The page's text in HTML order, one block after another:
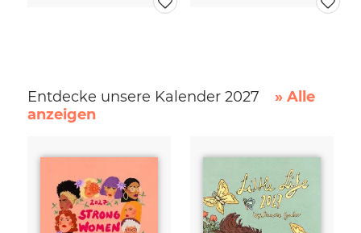
Entdecke unsere Kalender 2027
» Alle
anzeigen